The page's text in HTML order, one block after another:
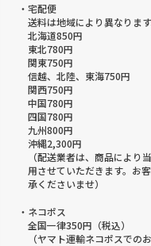
・宅配便
送料は地域により異なります
北海道850円
東北780円
関東750円
信越、北陸、東海750円
関西750円
中国780円
四国780円
九州800円
沖縄2,300円
（配送業者は、商品により
用させていただきます。お
承くださいませ）
・ネコポス
全国一律350円（税込）
（ヤマト運輸ネコポスでの